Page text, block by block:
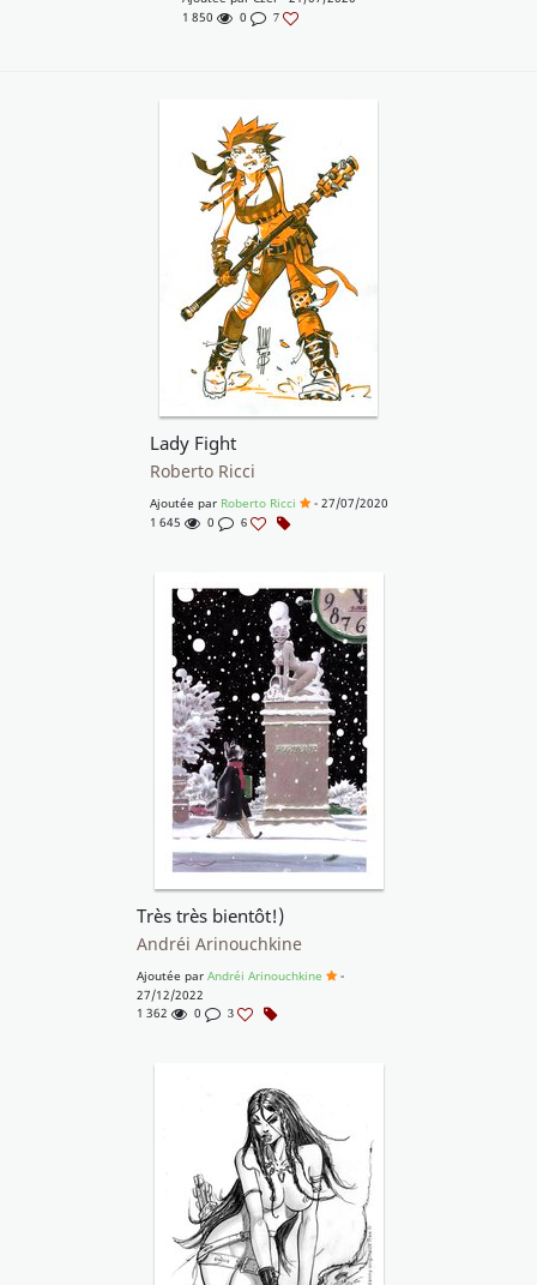
1 850
0 7
Lady Fight
Roberto Ricci
Ajoutée par Roberto Ricci
- 27/07/2020
1 645
0 6
Très très bientôt!)
Andréi Arinouchkine
Ajoutée par Andréi Arinouchkine
-
27/12/2022
1 362
0 3